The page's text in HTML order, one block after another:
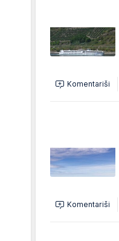
Komentariši
Komentariši